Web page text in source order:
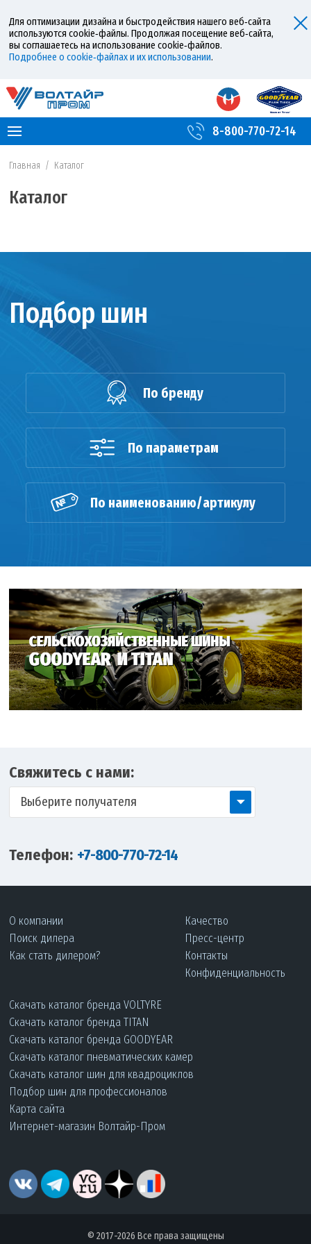
Для оптимизации дизайна и быстродействия нашего веб‑сайта
используются cookie‑файлы. Продолжая посещение веб‑сайта,
вы соглашаетесь на использование cookie‑файлов.
Подробнее о cookie‑файлах и их использовании.
8-800-770-72-14
Главная / Каталог
Каталог
Подбор шин
По бренду
По параметрам
По наименованию/артикулу
Свяжитесь с нами:
Выберите получателя
Телефон: +7-800-770-72-14
О компании
Поиск дилера
Как стать дилером?
Качество
Пресс-центр
Контакты
Конфиденциальность
Скачать каталог бренда VOLTYRE
Скачать каталог бренда TITAN
Скачать каталог бренда GOODYEAR
Скачать каталог пневматических камер
Скачать каталог шин для квадроциклов
Подбор шин для профессионалов
Карта сайта
Интернет-магазин Волтайр-Пром
© 2017-2026 Все права защищены